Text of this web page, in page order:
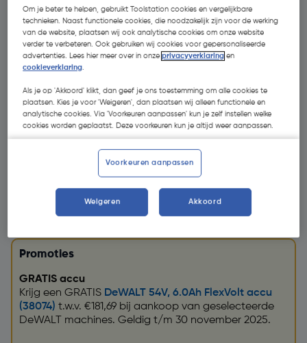
- € 654,60
€ 999,00
€ 344,40| Excl. btw € 284,63
Promoties
GRATIS accu
Krijg een GRATIS DeWALT 54V, 6.0Ah FlexVolt accu
(38074) t.w.v. €181,69 bij aankoop van geselecteerde
DeWALT machines. Geldig t/m 30 november 2025.
Om je beter te helpen, gebruikt Toolstation cookies en vergelijkbare
technieken. Naast functionele cookies, die noodzakelijk zijn voor de werking
van de website, plaatsen wij ook analytische cookies om onze website
verder te verbeteren. Ook gebruiken wij cookies voor gepersonaliseerde
advertenties. Lees hier meer over in onzeprivacyverklaring en
cookieverklaring
Als je op 'Akkoord' klikt, dan geef je ons toestemming om alle cookies te
plaatsen. Kies je voor 'Weigeren', dan plaatsen wij alleen functionele en
analytische cookies. Via 'Voorkeuren aanpassen' kun je zelf instellen welke
cookies worden geplaatst. Deze voorkeuren kun je altijd weer aanpassen.
Voorkeuren aanpassen
Weigeren Akkoord